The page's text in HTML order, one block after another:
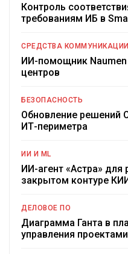
Контроль
требованиям ИБ в
СРЕДСТВА КОММУНИКАЦИИ
ИИ-помощник Naumen
центров
БЕЗОПАСНОСТЬ
Обновление решений
ИТ-периметра
ИИ И ML
ИИ-агент «Астра» для
закрытом контуре
ДЕЛОВОЕ ПО
Диаграмма Ганта в
управления проектами